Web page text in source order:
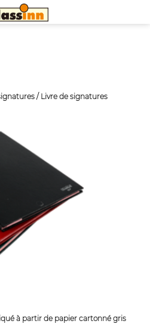
/ Livre de signatures
à partir de papier cartonné gris